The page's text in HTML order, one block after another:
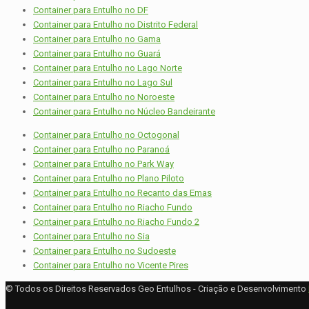
Container para Entulho no DF
Container para Entulho no Distrito Federal
Container para Entulho no Gama
Container para Entulho no Guará
Container para Entulho no Lago Norte
Container para Entulho no Lago Sul
Container para Entulho no Noroeste
Container para Entulho no Núcleo Bandeirante
Container para Entulho no Octogonal
Container para Entulho no Paranoá
Container para Entulho no Park Way
Container para Entulho no Plano Piloto
Container para Entulho no Recanto das Emas
Container para Entulho no Riacho Fundo
Container para Entulho no Riacho Fundo 2
Container para Entulho no Sia
Container para Entulho no Sudoeste
Container para Entulho no Vicente Pires
© Todos os Direitos Reservados Geo Entulhos - Criação e Desenvolvimento